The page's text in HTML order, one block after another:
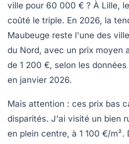
ville pour 60 000 € ? À Lille,
coûté le triple. En 2026, la
Maubeuge reste l'une des
du Nord, avec un prix moyen
de 1 200 €, selon les
en janvier 2026.
Mais attention : ces prix bas
disparités. J'ai visité un bien
en plein centre, à 1 100 €/m².